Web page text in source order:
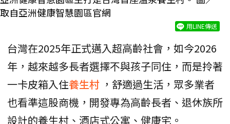
取自亞洲健康智慧園區官網
用LINE傳送
台灣在2025年正式邁入超高齡社會，如今2026
年，越來越多長者選擇不與孩子同住，而是拎著
一卡皮箱入住養生村 ，舒適過生活，眾多業者
也看準這股商機，開發專為高齡長者、退休族所
設計的養生村、酒店式公寓、健康宅。